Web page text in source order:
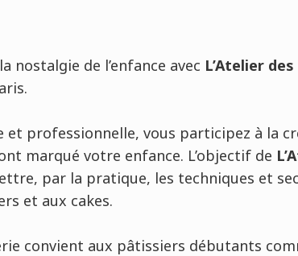
nostalgie de l’enfance avec L’Atelier
et professionnelle, vous participez à la
marqué votre enfance. L’objectif de
par la pratique, les techniques et
et aux cakes.
convient aux pâtissiers débutants